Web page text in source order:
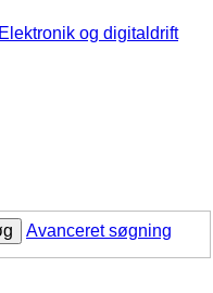
Elektronik og digitaldrift
Avanceret søgning